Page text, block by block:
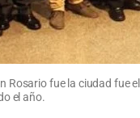
Rosario fue la ciudad fue
el año.